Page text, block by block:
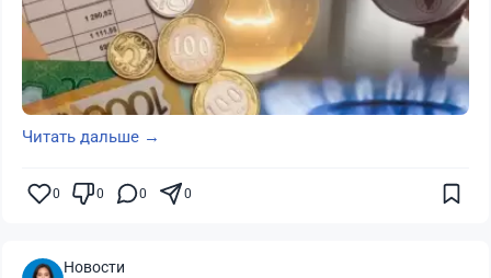
Читать дальше →
0 0 0 0
Новости